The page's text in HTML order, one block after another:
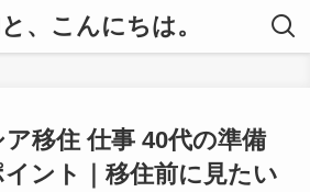
、こんにちは。
移住 仕事 40代の準備
イント｜移住前に見たい